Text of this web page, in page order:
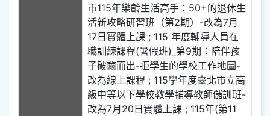
市115年樂齡生活高手：50+的退休生
活新攻略研習班（第2期）-改為7月
17日實體上課 ; 115 年度輔導人員在
職訓練課程(暑假班)_第9期：陪伴孩
子破繭而出-拒學生的學校工作地圖-
改為線上課程 ; 115學年度臺北市立高
級中等以下學校教學輔導教師儲訓班-
改為7月20日實體上課 ; 115年(第11